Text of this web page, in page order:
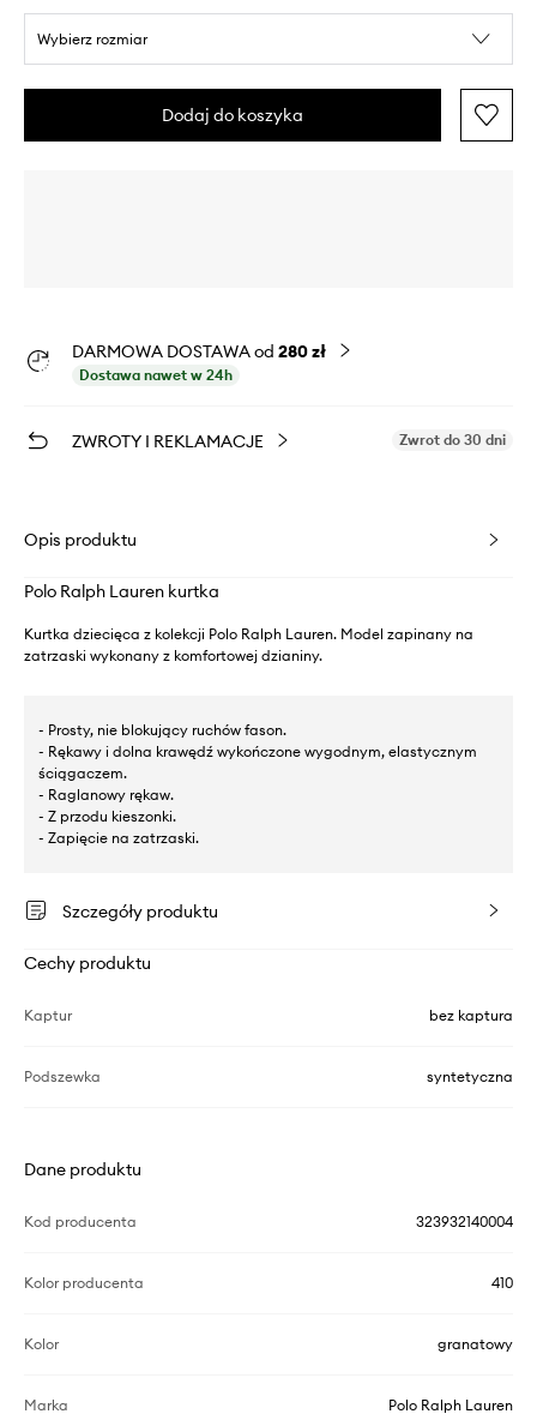
Wybierz rozmiar
Dodaj do koszyka
DARMOWA DOSTAWA od 280 zł
Dostawa nawet w 24h
ZWROTY I REKLAMACJE Zwrot do 30 dni
Opis produktu
Polo Ralph Lauren kurtka
Kurtka dziecięca z kolekcji Polo Ralph Lauren. Model zapinany na
zatrzaski wykonany z komfortowej dzianiny.
- Prosty, nie blokujący ruchów fason.
- Rękawy i dolna krawędź wykończone wygodnym, elastycznym
ściągaczem.
- Raglanowy rękaw.
- Z przodu kieszonki.
- Zapięcie na zatrzaski.
Szczegóły produktu
Cechy produktu
Kaptur bez kaptura
Podszewka syntetyczna
Dane produktu
Kod producenta 323932140004
Kolor producenta 410
Kolor granatowy
Marka Polo Ralph Lauren